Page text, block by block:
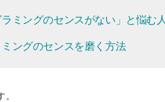
ラミングのセンスがない」と悩む
ングのセンスを磨く方法